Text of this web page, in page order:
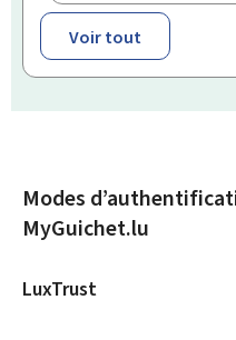
Voir tout
Modes
MyGuichet.lu
LuxTrust